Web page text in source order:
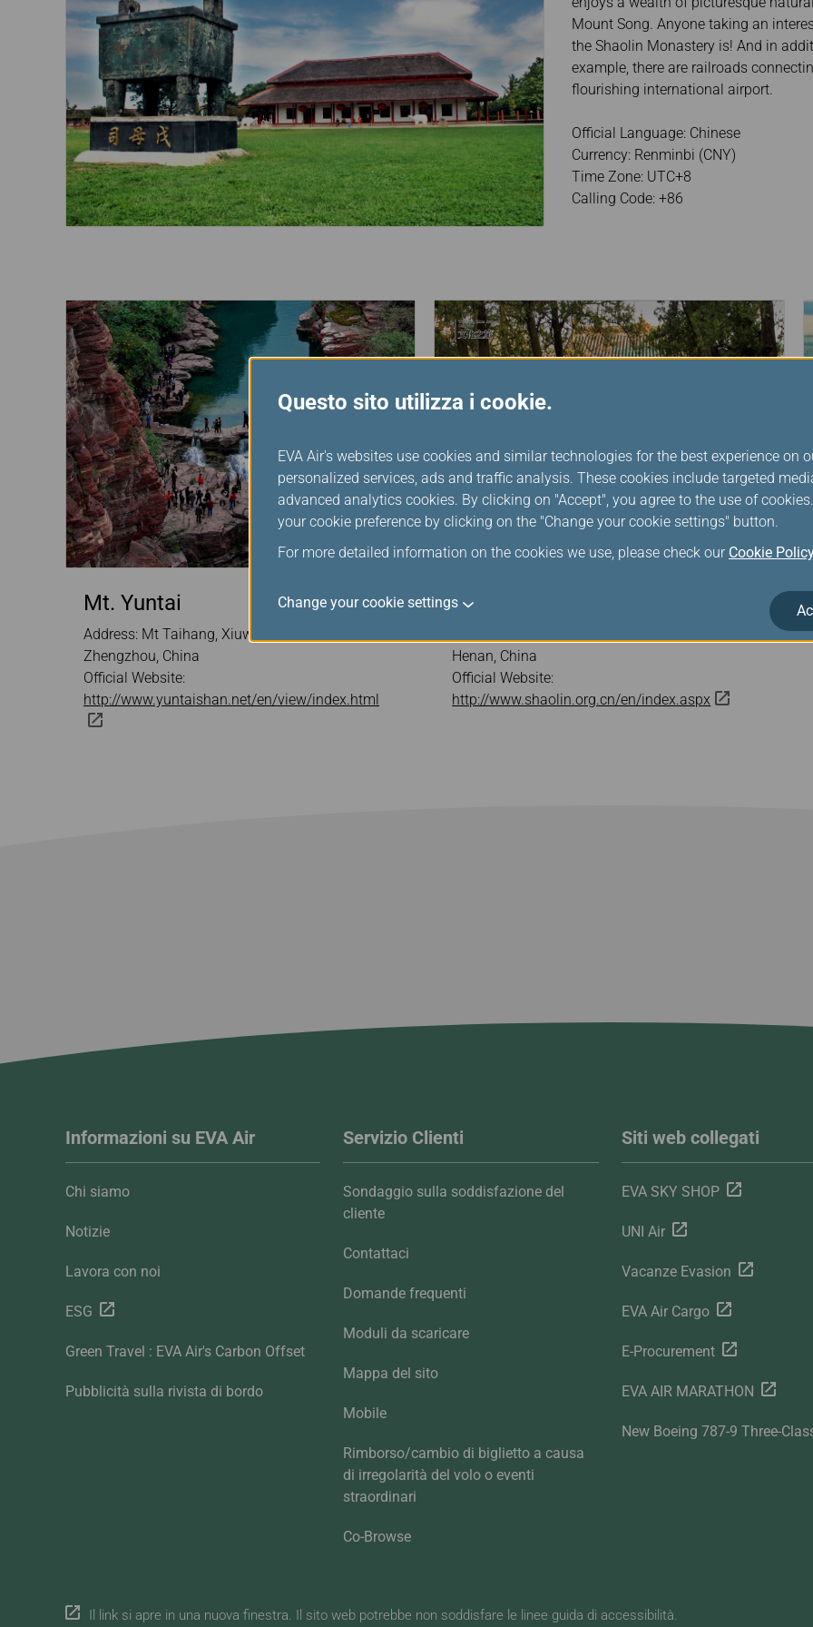
Mount Song. Anyone taking an
the Shaolin Monastery is! And in
example, there are railroads
flourishing international airport.
Official Language: Chinese
Currency: Renminbi (CNY)
Time Zone: UTC+8
Calling Code: +86
Mt. Yuntai
Address: Mt Taihang, Xiuwu County, Jiaozuo,
Zhengzhou, China
Official Website:
http://www.yuntaishan.net/en/view/index.html
Shaolin Temple
Henan, China
Official Website:
http://www.shaolin.org.cn/en/index.aspx
Informazioni su EVA Air
Chi siamo
Notizie
Lavora con noi
ESG
Green Travel : EVA Air's Carbon Offset
Pubblicità sulla rivista di bordo
Servizio Clienti
Sondaggio sulla soddisfazione del
cliente
Contattaci
Domande frequenti
Moduli da scaricare
Mappa del sito
Mobile
Rimborso/cambio di biglietto a causa
di irregolarità del volo o eventi
straordinari
Co-Browse
Siti web collegati
EVA SKY SHOP
UNI Air
Vacanze Evasion
EVA Air Cargo
E-Procurement
EVA AIR MARATHON
New Boeing 787-9 Three-
Il link si apre in una nuova finestra. Il sito web potrebbe non soddisfare le linee guida di accessibilità.
Questo sito utilizza i cookie.
EVA Air's websites use cookies and similar technologies for the best experience on
personalized services, ads and traffic analysis. These cookies include targeted
advanced analytics cookies. By clicking on "Accept", you agree to the use of
your cookie preference by clicking on the "Change your cookie settings" button.
For more detailed information on the cookies we use, please check our Cookie
Change your cookie settings